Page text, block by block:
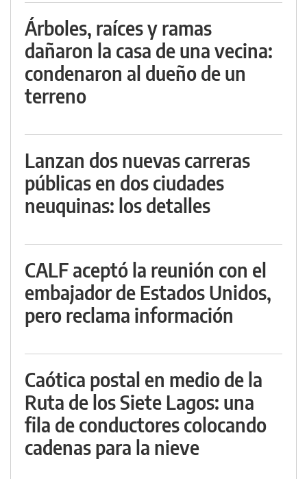
Árboles, raíces y ramas
dañaron la casa de una vecina:
condenaron al dueño de un
terreno
Lanzan dos nuevas carreras
públicas en dos ciudades
neuquinas: los detalles
CALF aceptó la reunión con el
embajador de Estados Unidos,
pero reclama información
Caótica postal en medio de la
Ruta de los Siete Lagos: una
fila de conductores colocando
cadenas para la nieve